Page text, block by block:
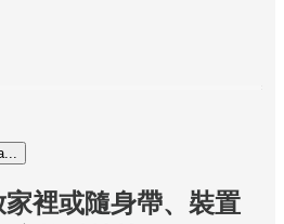
裡或隨身帶、裝置